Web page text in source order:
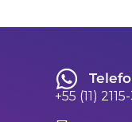
+55 (11)